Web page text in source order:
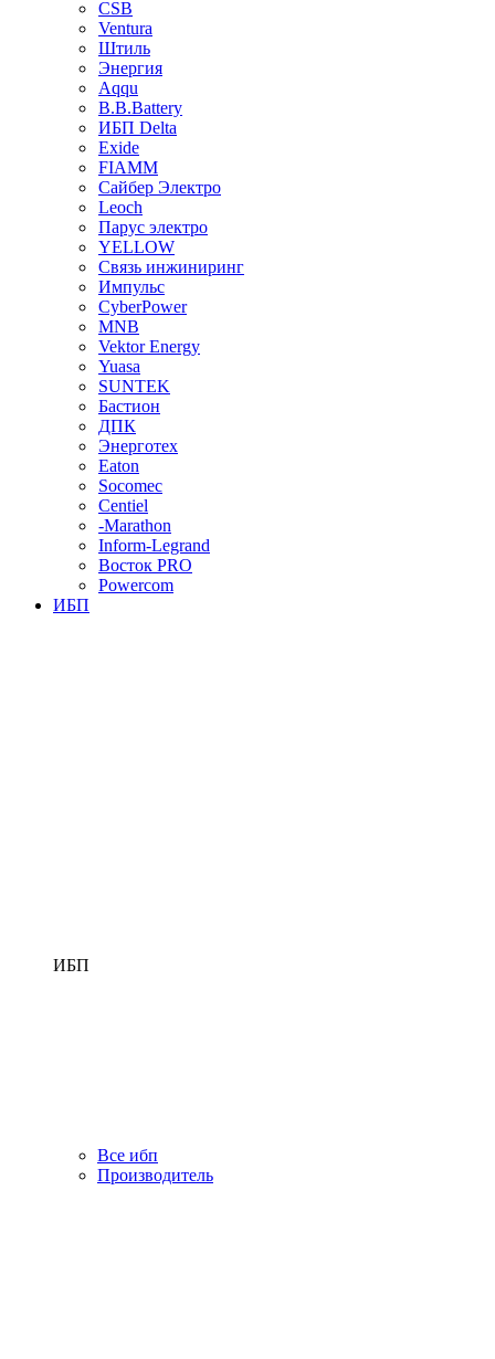
CSB
Ventura
Штиль
Энергия
Aqqu
B.B.Bаttery
ИБП Delta
Exide
FIAMM
Сайбер Электро
Leoch
Парус электро
YELLOW
Связь инжиниринг
Импульс
CyberPower
MNB
Vektor Energy
Yuasa
SUNTEK
Бастион
ДПК
Энерготех
Eaton
Socomec
Centiel
-Marathon
Inform-Legrand
Восток PRO
Powercom
ИБП
ИБП
Все ибп
Производитель